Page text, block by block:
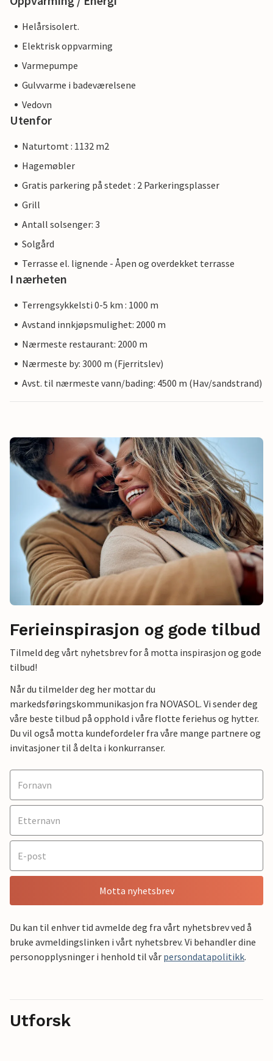
Helårsisolert.
Elektrisk oppvarming
Varmepumpe
Gulvvarme i badeværelsene
Vedovn
Utenfor
Naturtomt : 1132 m2
Hagemøbler
Gratis parkering på stedet : 2 Parkeringsplasser
Grill
Antall solsenger: 3
Solgård
Terrasse el. lignende - Åpen og overdekket terrasse
I nærheten
Terrengsykkelsti 0-5 km : 1000 m
Avstand innkjøpsmulighet: 2000 m
Nærmeste restaurant: 2000 m
Nærmeste by: 3000 m (Fjerritslev)
Avst. til nærmeste vann/bading: 4500 m (Hav/sandstrand)
Ferieinspirasjon og gode tilbud
Tilmeld deg vårt nyhetsbrev for å motta inspirasjon og gode
tilbud!
Når du tilmelder deg her mottar du
markedsføringskommunikasjon fra NOVASOL. Vi sender deg
våre beste tilbud på opphold i våre flotte feriehus og hytter.
Du vil også motta kundefordeler fra våre mange partnere og
invitasjoner til å delta i konkurranser.
Motta nyhetsbrev
Du kan til enhver tid avmelde deg fra vårt nyhetsbrev ved å
bruke avmeldingslinken i vårt nyhetsbrev. Vi behandler dine
personopplysninger i henhold til vår persondatapolitikk.
Utforsk